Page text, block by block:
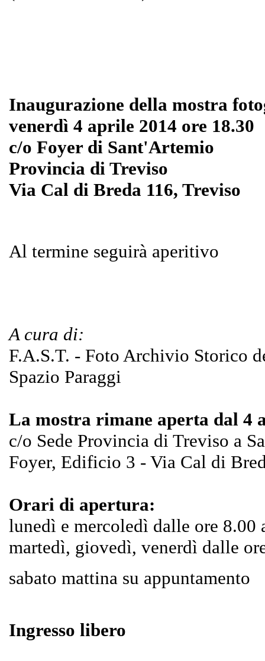
Inaugurazione della mostra
venerdì 4 aprile 2014 ore 18.30
c/o Foyer di Sant'Artemio
Provincia di Treviso
Via Cal di Breda 116, Treviso
Al termine seguirà aperitivo
A cura di:
F.A.S.T. - Foto Archivio Storico
Spazio Paraggi
La mostra rimane aperta dal 4
c/o Sede Provincia di Treviso a
Foyer, Edificio 3 - Via Cal di
Orari di apertura:
lunedì e mercoledì dalle ore 8.00
martedì, giovedì, venerdì dalle
sabato mattina su appuntamento
Ingresso libero